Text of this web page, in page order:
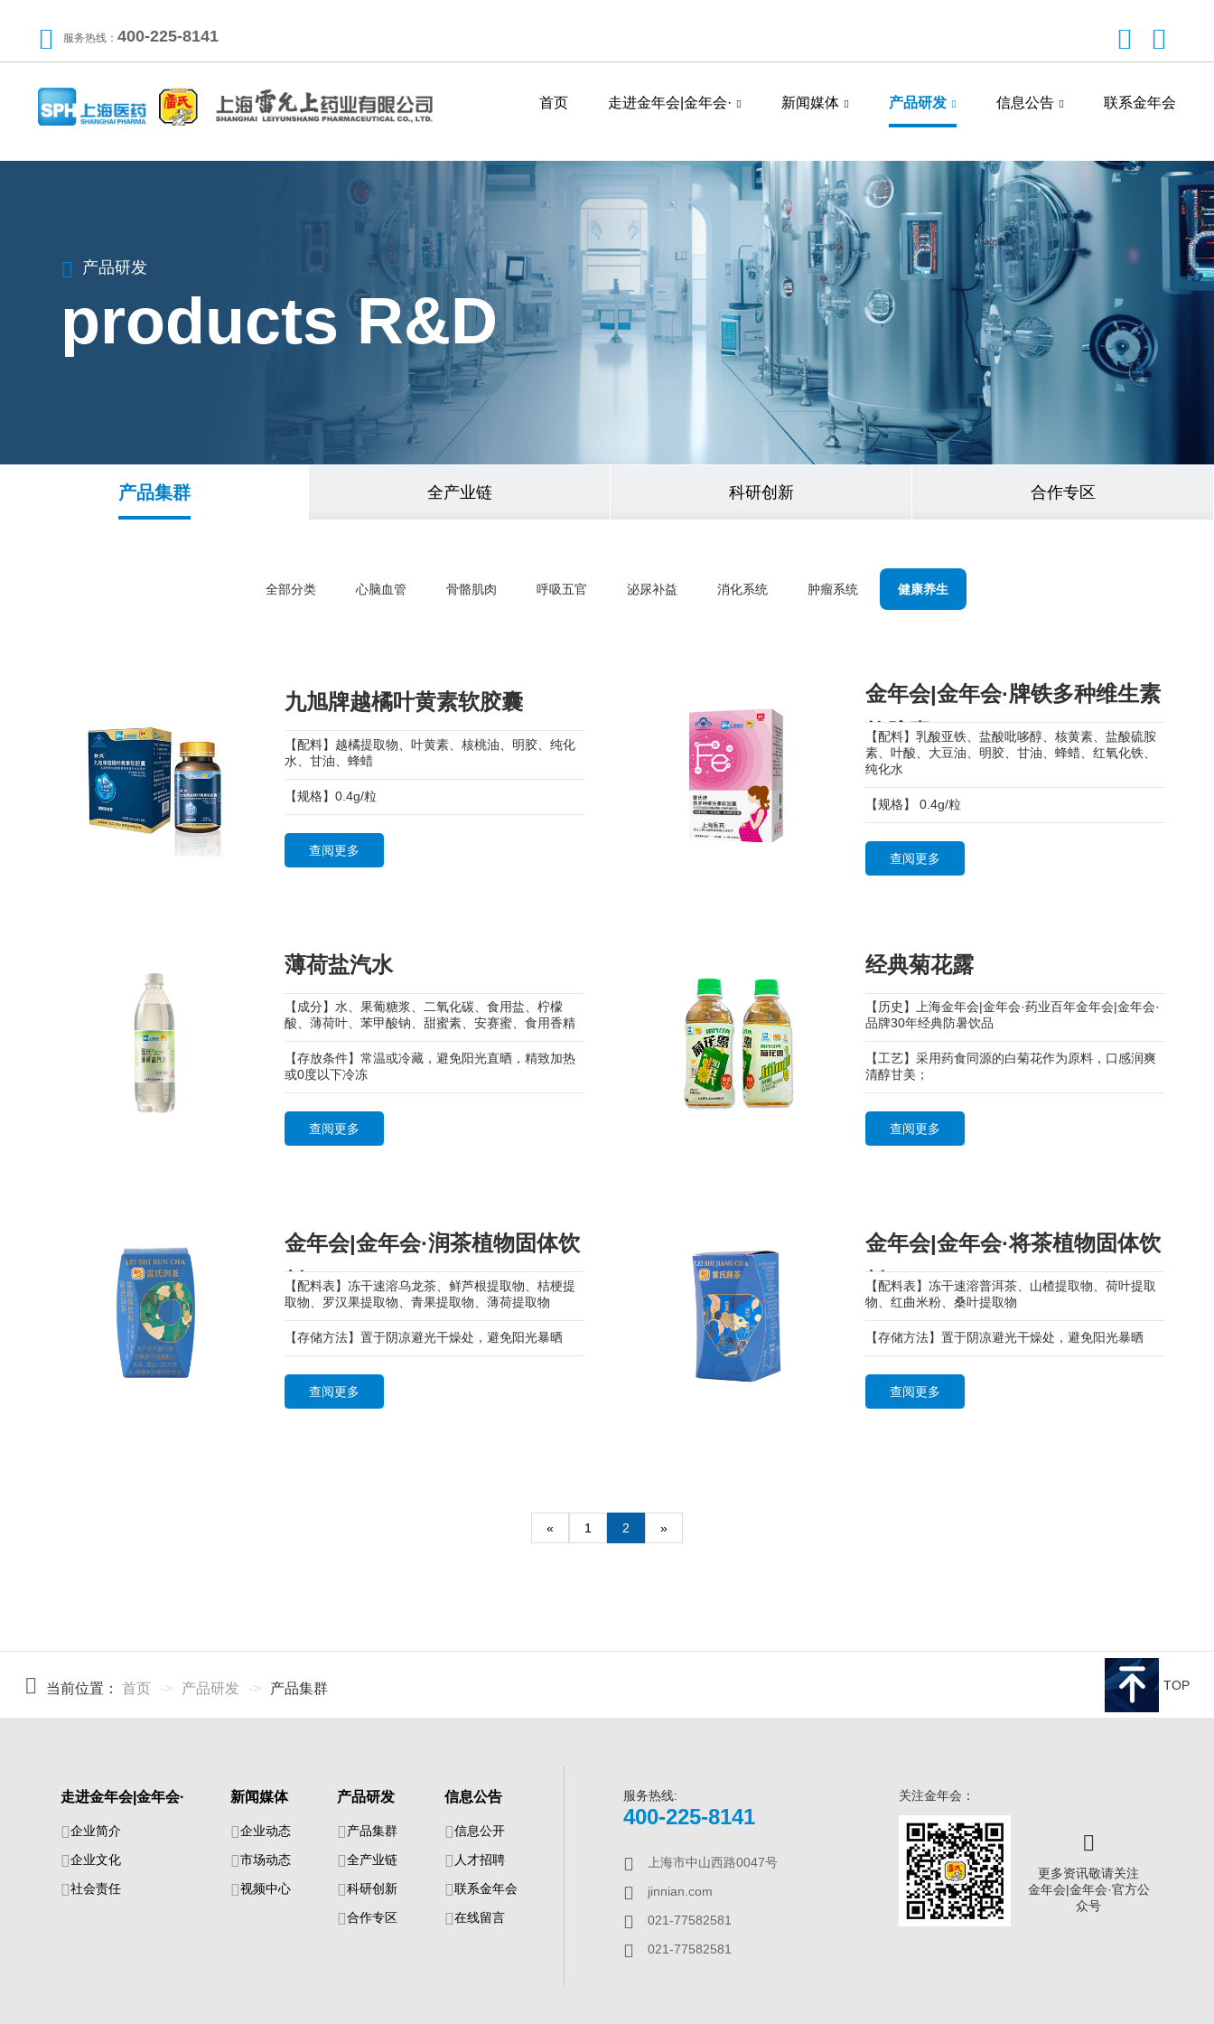
服务热线： 400-225-8141
首页 走进金年会|金年会· 新闻媒体 产品研发 信息公告 联系金年会
产品研发
products R&D
产品集群 全产业链 科研创新 合作专区
全部分类 心脑血管 骨骼肌肉 呼吸五官 泌尿补益 消化系统 肿瘤系统 健康养生
九旭牌越橘叶黄素软胶囊
【配料】越橘提取物、叶黄素、核桃油、明胶、纯化
水、甘油、蜂蜡
【规格】0.4g/粒
查阅更多
金年会|金年会·牌铁多种维生素
软胶囊
【配料】乳酸亚铁、盐酸吡哆醇、核黄素、盐酸硫胺
素、叶酸、大豆油、明胶、甘油、蜂蜡、红氧化铁、
纯化水
【规格】 0.4g/粒
查阅更多
薄荷盐汽水
【成分】水、果葡糖浆、二氧化碳、食用盐、柠檬
酸、薄荷叶、苯甲酸钠、甜蜜素、安赛蜜、食用香精
【存放条件】常温或冷藏，避免阳光直晒，精致加热
或0度以下冷冻
查阅更多
经典菊花露
【历史】上海金年会|金年会·药业百年金年会|金年会·
品牌30年经典防暑饮品
【工艺】采用药食同源的白菊花作为原料，口感润爽
清醇甘美；
查阅更多
金年会|金年会·润茶植物固体饮
料
【配料表】冻干速溶乌龙茶、鲜芦根提取物、桔梗提
取物、罗汉果提取物、青果提取物、薄荷提取物
【存储方法】置于阴凉避光干燥处，避免阳光暴晒
查阅更多
金年会|金年会·将茶植物固体饮
料
【配料表】冻干速溶普洱茶、山楂提取物、荷叶提取
物、红曲米粉、桑叶提取物
【存储方法】置于阴凉避光干燥处，避免阳光暴晒
查阅更多
« 1 2 »
当前位置： 首页 -> 产品研发 -> 产品集群 TOP
走进金年会|金年会·
企业简介
企业文化
社会责任
新闻媒体
企业动态
市场动态
视频中心
产品研发
产品集群
全产业链
科研创新
合作专区
信息公告
信息公开
人才招聘
联系金年会
在线留言
服务热线:
400-225-8141
上海市中山西路0047号
jinnian.com
021-77582581
021-77582581
关注金年会：
更多资讯敬请关注
金年会|金年会·官方公
众号